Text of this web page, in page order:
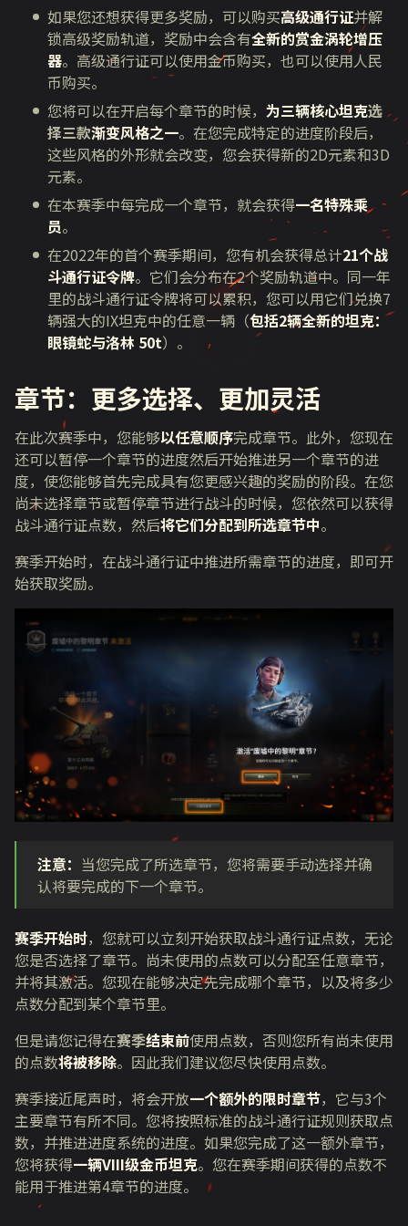
如果您还想获得更多奖励，可以购买高级通行证并解
锁高级奖励轨道，奖励中会含有全新的赏金涡轮增压
器。高级通行证可以使用金币购买，也可以使用人民
币购买。
您将可以在开启每个章节的时候， 为三辆核心坦克选
择三款渐变风格之一。在您完成特定的进度阶段后，
这些风格的外形就会改变，您会获得新的2D元素和3D
元素。
在本赛季中每完成一个章节，就会获得一名特殊乘
员。
在2022年的首个赛季期间，您有机会获得总计21个战
斗通行证令牌。它们会分布在2个奖励轨道中。同一年
里的战斗通行证令牌将可以累积，您可以用它们兑换7
辆强大的IX坦克中的任意一辆（包括2辆全新的坦克：
眼镜蛇与洛林 50t）。
章节：更多选择、更加灵活
在此次赛季中，您能够以任意顺序完成章节。此外，您现在
还可以暂停一个章节的进度然后开始推进另一个章节的进
度，使您能够首先完成具有您更感兴趣的奖励的阶段。在您
尚未选择章节或暂停章节进行战斗的时候，您依然可以获得
战斗通行证点数，然后将它们分配到所选章节中。
赛季开始时，在战斗通行证中推进所需章节的进度，即可开
始获取奖励。
注意： 当您完成了所选章节，您将需要手动选择并确
认将要完成的下一个章节。
赛季开始时，您就可以立刻开始获取战斗通行证点数，无论
您是否选择了章节。尚未使用的点数可以分配至任意章节，
并将其激活。您现在能够决定先完成哪个章节，以及将多少
点数分配到某个章节里。
但是请您记得在赛季结束前使用点数，否则您所有尚未使用
的点数将被移除。因此我们建议您尽快使用点数。
赛季接近尾声时，将会开放一个额外的限时章节，它与3个
主要章节有所不同。您将按照标准的战斗通行证规则获取点
数，并推进进度系统的进度。如果您完成了这一额外章节，
您将获得一辆VIII级金币坦克。您在赛季期间获得的点数不
能用于推进第4章节的进度。